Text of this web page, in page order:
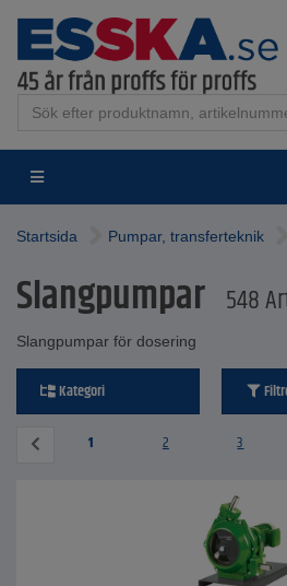
Startsida Pumpar, transferteknik
Slangpumpar 548
Slangpumpar för dosering
Kategori
1 2 3